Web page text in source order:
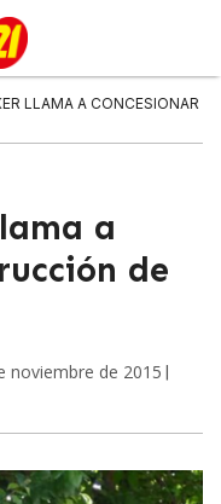
LLAMA A CONCESIONAR
a
de
noviembre de 2015